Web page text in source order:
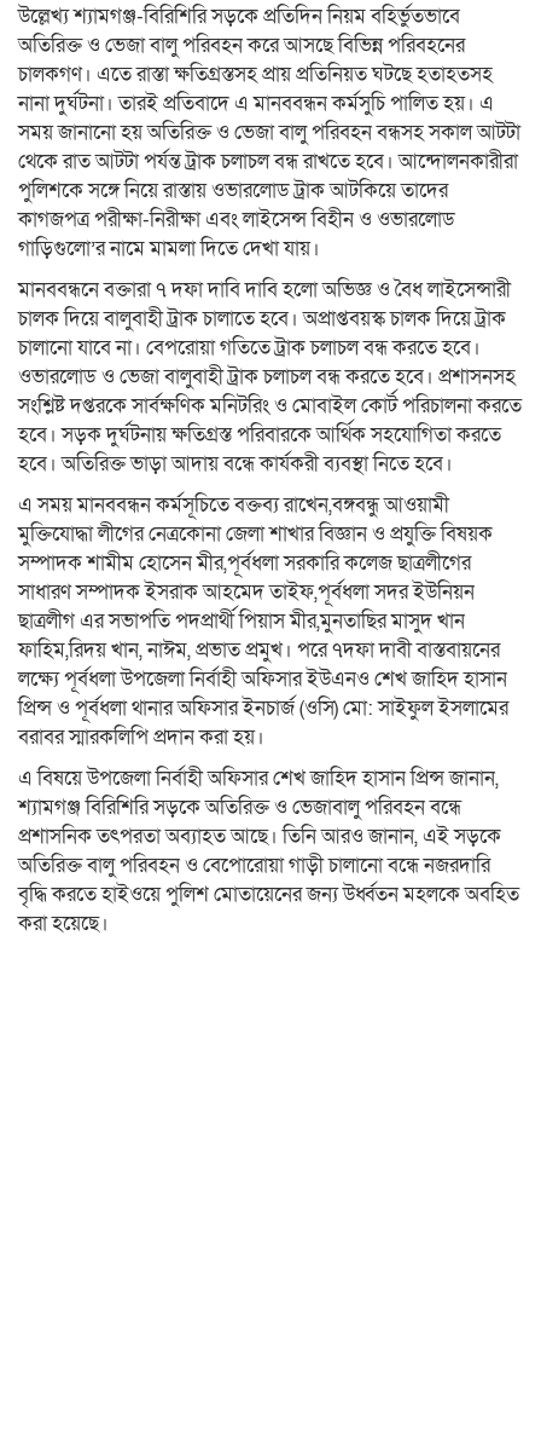
উল্লেখ্য শ্যামগঞ্জ-বিরিশিরি সড়কে প্রতিদিন নিয়ম বহির্ভুতভাবে
অতিরিক্ত ও ভেজা বালু পরিবহন করে আসছে বিভিন্ন পরিবহনের
চালকগণ। এতে রাস্তা ক্ষতিগ্রস্তসহ প্রায় প্রতিনিয়ত ঘটছে হতাহতসহ
নানা দুর্ঘটনা। তারই প্রতিবাদে এ মানববন্ধন কর্মসুচি পালিত হয়। এ
সময় জানানো হয় অতিরিক্ত ও ভেজা বালু পরিবহন বন্ধসহ সকাল আটটা
থেকে রাত আটটা পর্যন্ত ট্রাক চলাচল বন্ধ রাখতে হবে। আন্দোলনকারীরা
পুলিশকে সঙ্গে নিয়ে রাস্তায় ওভারলোড ট্রাক আটকিয়ে তাদের
কাগজপত্র পরীক্ষা-নিরীক্ষা এবং লাইসেন্স বিহীন ও ওভারলোড
গাড়িগুলো’র নামে মামলা দিতে দেখা যায়।
মানববন্ধনে বক্তারা ৭ দফা দাবি দাবি হলো অভিজ্ঞ ও বৈধ লাইসেন্সারী
চালক দিয়ে বালুবাহী ট্রাক চালাতে হবে। অপ্রাপ্তবয়স্ক চালক দিয়ে ট্রাক
চালানো যাবে না। বেপরোয়া গতিতে ট্রাক চলাচল বন্ধ করতে হবে।
ওভারলোড ও ভেজা বালুবাহী ট্রাক চলাচল বন্ধ করতে হবে। প্রশাসনসহ
সংশ্লিষ্ট দপ্তরকে সার্বক্ষণিক মনিটরিং ও মোবাইল কোর্ট পরিচালনা করতে
হবে। সড়ক দুর্ঘটনায় ক্ষতিগ্রস্ত পরিবারকে আর্থিক সহযোগিতা করতে
হবে। অতিরিক্ত ভাড়া আদায় বন্ধে কার্যকরী ব্যবস্থা নিতে হবে।
এ সময় মানববন্ধন কর্মসূচিতে বক্তব্য রাখেন,বঙ্গবন্ধু আওয়ামী
মুক্তিযোদ্ধা লীগের নেত্রকোনা জেলা শাখার বিজ্ঞান ও প্রযুক্তি বিষয়ক
সম্পাদক শামীম হোসেন মীর,পূর্বধলা সরকারি কলেজ ছাত্রলীগের
সাধারণ সম্পাদক ইসরাক আহমেদ তাইফ,পূর্বধলা সদর ইউনিয়ন
ছাত্রলীগ এর সভাপতি পদপ্রার্থী পিয়াস মীর,মুনতাছির মাসুদ খান
ফাহিম,রিদয় খান, নাঈম, প্রভাত প্রমুখ। পরে ৭দফা দাবী বাস্তবায়নের
লক্ষ্যে পূর্বধলা উপজেলা নির্বাহী অফিসার ইউএনও শেখ জাহিদ হাসান
প্রিন্স ও পূর্বধলা থানার অফিসার ইনচার্জ (ওসি) মো: সাইফুল ইসলামের
বরাবর স্মারকলিপি প্রদান করা হয়।
এ বিষয়ে উপজেলা নির্বাহী অফিসার শেখ জাহিদ হাসান প্রিন্স জানান,
শ্যামগঞ্জ বিরিশিরি সড়কে অতিরিক্ত ও ভেজাবালু পরিবহন বন্ধে
প্রশাসনিক তৎপরতা অব্যাহত আছে। তিনি আরও জানান, এই সড়কে
অতিরিক্ত বালু পরিবহন ও বেপোরোয়া গাড়ী চালানো বন্ধে নজরদারি
বৃদ্ধি করতে হাইওয়ে পুলিশ মোতায়েনের জন্য উর্ধ্বতন মহলকে অবহিত
করা হয়েছে।